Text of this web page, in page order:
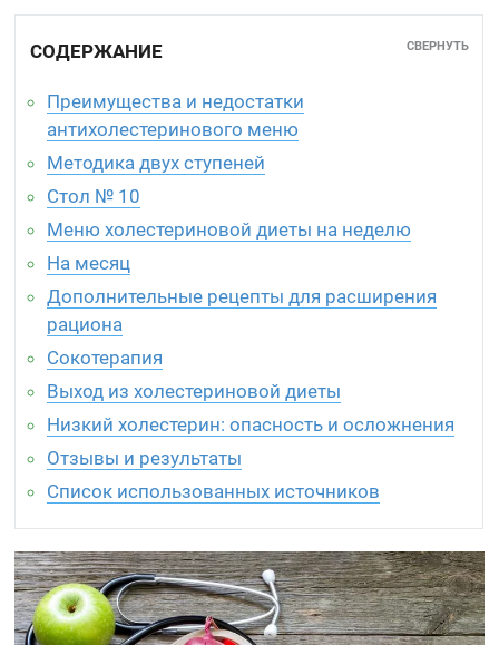
СОДЕРЖАНИЕ СВЕРНУТЬ
Преимущества и недостатки
антихолестеринового меню
Методика двух ступеней
Стол № 10
Меню холестериновой диеты на неделю
На месяц
Дополнительные рецепты для расширения
рациона
Сокотерапия
Выход из холестериновой диеты
Низкий холестерин: опасность и осложнения
Отзывы и результаты
Список использованных источников